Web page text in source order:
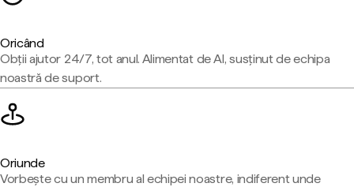
Oricând
Obții ajutor 24/7, tot anul. Alimentat de AI, susținut de echipa
noastră de suport.
Oriunde
Vorbește cu un membru al echipei noastre, indiferent unde